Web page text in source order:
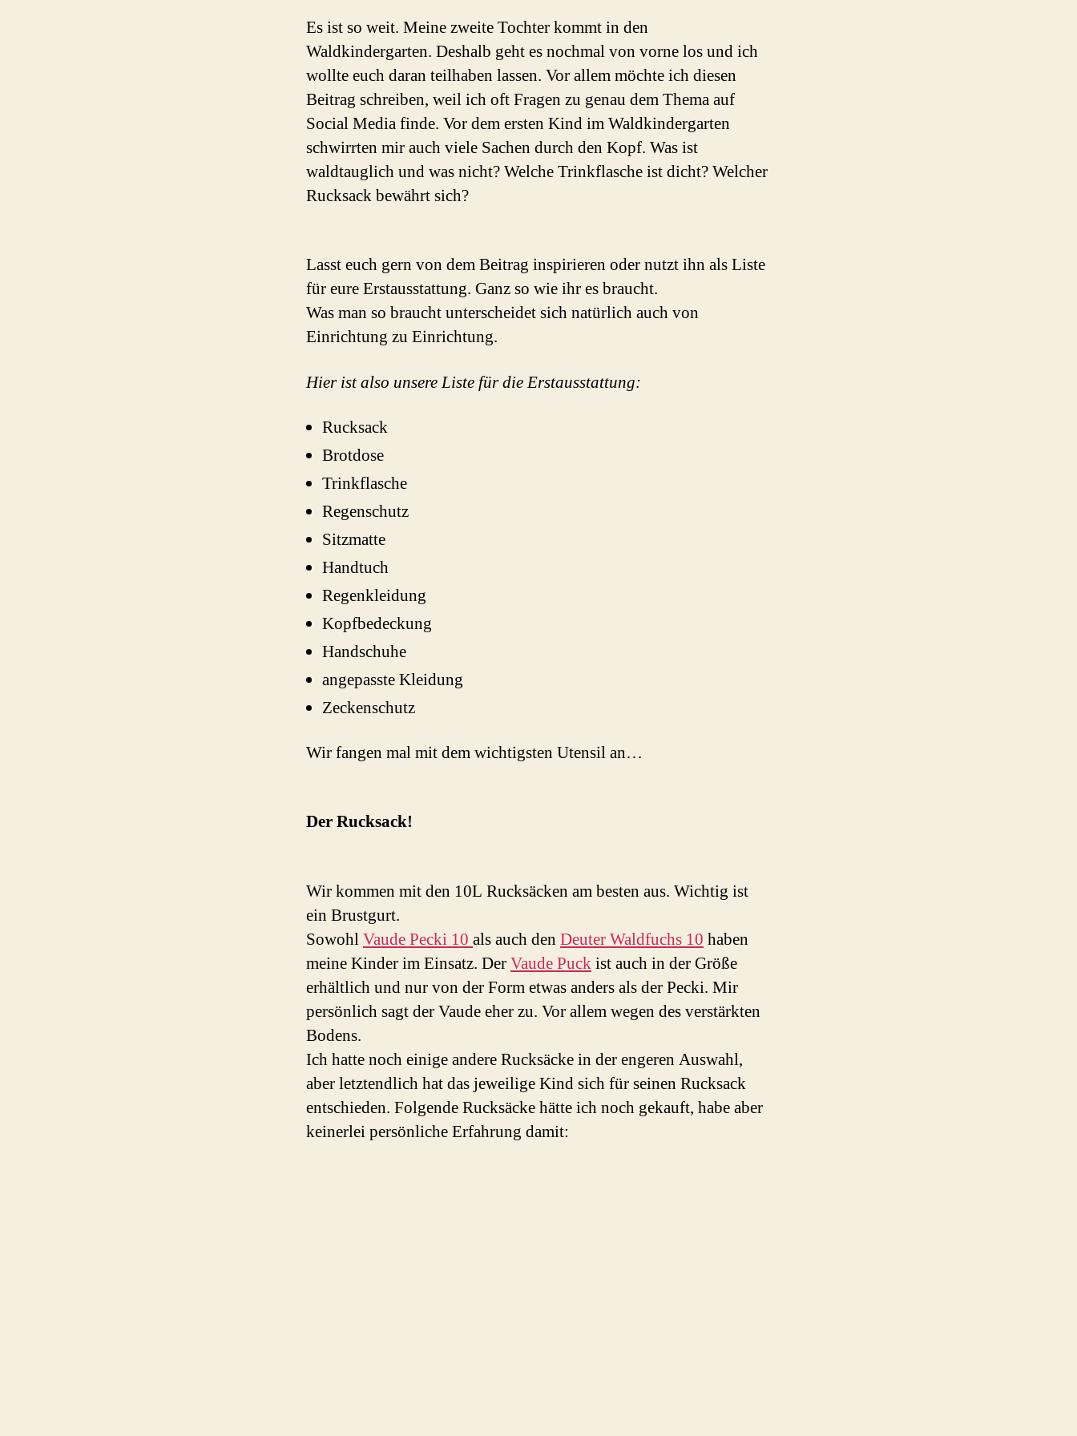
Es ist so weit. Meine zweite Tochter kommt in den
Waldkindergarten. Deshalb geht es nochmal von vorne los und ich
wollte euch daran teilhaben lassen. Vor allem möchte ich diesen
Beitrag schreiben, weil ich oft Fragen zu genau dem Thema auf
Social Media finde. Vor dem ersten Kind im Waldkindergarten
schwirrten mir auch viele Sachen durch den Kopf. Was ist
waldtauglich und was nicht? Welche Trinkflasche ist dicht? Welcher
Rucksack bewährt sich?
Lasst euch gern von dem Beitrag inspirieren oder nutzt ihn als Liste
für eure Erstausstattung. Ganz so wie ihr es braucht.
Was man so braucht unterscheidet sich natürlich auch von
Einrichtung zu Einrichtung.
Hier ist also unsere Liste für die Erstausstattung:
Rucksack
Brotdose
Trinkflasche
Regenschutz
Sitzmatte
Handtuch
Regenkleidung
Kopfbedeckung
Handschuhe
angepasste Kleidung
Zeckenschutz
Wir fangen mal mit dem wichtigsten Utensil an…
Der Rucksack!
Wir kommen mit den 10L Rucksäcken am besten aus. Wichtig ist
ein Brustgurt.
SowohlVaude Pecki 10 als auch den Deuter Waldfuchs 10 haben
meine Kinder im Einsatz. DerVaude Puckist auch in der Größe
erhältlich und nur von der Form etwas anders als der Pecki. Mir
persönlich sagt der Vaude eher zu. Vor allem wegen des verstärkten
Bodens.
Ich hatte noch einige andere Rucksäcke in der engeren Auswahl,
aber letztendlich hat das jeweilige Kind sich für seinen Rucksack
entschieden. Folgende Rucksäcke hätte ich noch gekauft, habe aber
keinerlei persönliche Erfahrung damit: